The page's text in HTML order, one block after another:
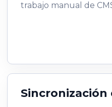
trabajo manual de